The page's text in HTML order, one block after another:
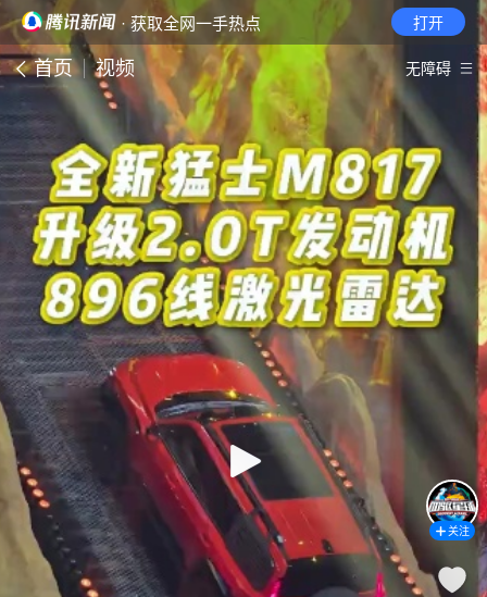
· 获取全网一手热点 打开
首页 视频 无障碍
关注